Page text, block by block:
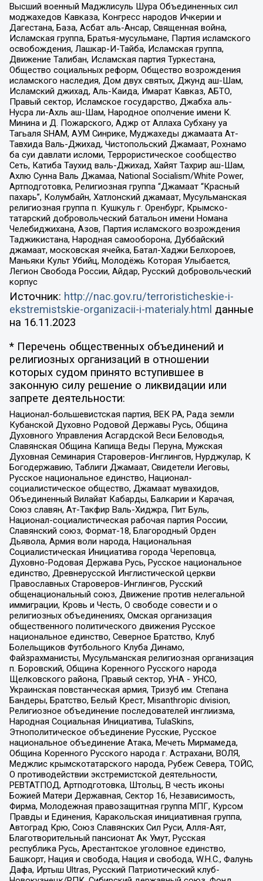
Высший военный Маджлисуль Шура Объединенных сил
моджахедов Кавказа, Конгресс народов Ичкерии и
Дагестана, База, Асбат аль-Ансар, Священная война,
Исламская группа, Братья-мусульмане, Партия исламского
освобождения, Лашкар-И-Тайба, Исламская группа,
Движение Талибан, Исламская партия Туркестана,
Общество социальных реформ, Общество возрождения
исламского наследия, Дом двух святых, Джунд аш-Шам,
Исламский джихад, Аль-Каида, Имарат Кавказ, АБТО,
Правый сектор, Исламское государство, Джабха аль-
Нусра ли-Ахль аш-Шам, Народное ополчение имени К.
Минина и Д. Пожарского, Аджр от Аллаха Субхану уа
Тагьаля SHAM, АУМ Синрике, Муджахеды джамаата Ат-
Тавхида Валь-Джихад, Чистопольский Джамаат, Рохнамо
ба суи давлати исломи, Террористическое сообщество
Сеть, Катиба Таухид валь-Джихад, Хайят Тахрир аш-Шам,
Ахлю Сунна Валь Джамаа, National Socialism/White Power,
Артподготовка, Религиозная группа “Джамаат “Красный
пахарь”, Колумбайн, Хатлонский джамаат, Мусульманская
религиозная группа п. Кушкуль г. Оренбург, Крымско-
татарский добровольческий батальон имени Номана
Челебиджихана, Азов, Партия исламского возрождения
Таджикистана, Народная самооборона, Дуббайский
джамаат, московская ячейка, Батал-Хаджи Белхороев,
Маньяки Культ Убийц, Молодёжь Которая Улыбается,
Легион Свобода России, Айдар, Русский добровольческий
корпус
Источник: http://nac.gov.ru/terroristicheskie-i-
ekstremistskie-organizacii-i-materialy.html данные
на 16.11.2023
* Перечень общественных объединений и
религиозных организаций в отношении
которых судом принято вступившее в
законную силу решение о ликвидации или
запрете деятельности:
Национал-большевистская партия, ВЕК РА, Рада земли
Кубанской Духовно Родовой Державы Русь, Община
Духовного Управления Асгардской Веси Беловодья,
Славянская Община Капища Веды Перуна, Мужская
Духовная Семинария Староверов-Инглингов, Нурджулар, К
Богодержавию, Таблиги Джамаат, Свидетели Иеговы,
Русское национальное единство, Национал-
социалистическое общество, Джамаат мувахидов,
Объединенный Вилайат Кабарды, Балкарии и Карачая,
Союз славян, Ат-Такфир Валь-Хиджра, Пит Буль,
Национал-социалистическая рабочая партия России,
Славянский союз, Формат-18, Благородный Орден
Дьявола, Армия воли народа, Национальная
Социалистическая Инициатива города Череповца,
Духовно-Родовая Держава Русь, Русское национальное
единство, Древнерусской Инглистической церкви
Православных Староверов-Инглингов, Русский
общенациональный союз, Движение против нелегальной
иммиграции, Кровь и Честь, О свободе совести и о
религиозных объединениях, Омская организация
общественного политического движения Русское
национальное единство, Северное Братство, Клуб
Болельщиков Футбольного Клуба Динамо,
Файзрахманисты, Мусульманская религиозная организация
п. Боровский, Община Коренного Русского народа
Щелковского района, Правый сектор, УНА - УНСО,
Украинская повстанческая армия, Тризуб им. Степана
Бандеры, Братство, Белый Крест, Misanthropic division,
Религиозное объединение последователей инглиизма,
Народная Социальная Инициатива, TulaSkins,
Этнополитическое объединение Русские, Русское
национальное объединение Атака, Мечеть Мирмамеда,
Община Коренного Русского народа г. Астрахани, ВОЛЯ,
Меджлис крымскотатарского народа, Рубеж Севера, ТОЙС,
О противодействии экстремистской деятельности,
РЕВТАТПОД, Артподготовка, Штольц, В честь иконы
Божией Матери Державная, Сектор 16, Независимость,
Фирма, Молодежная правозащитная группа МПГ, Курсом
Правды и Единения, Каракольская инициативная группа,
Автоград Крю, Союз Славянских Сил Руси, Алля-Аят,
Благотворительный пансионат Ак Умут, Русская
республика Русь, Арестантское уголовное единство,
Башкорт, Нация и свобода, Нация и свобода, W.H.С., Фалунь
Дафа, Иртыш Ultras, Русский Патриотический клуб-